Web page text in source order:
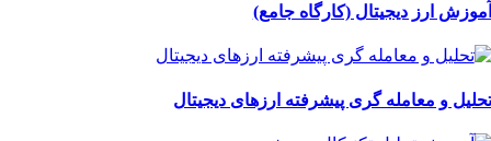
آموزش ارز دیجیتال (کارگاه جامع)
تحلیل و معامله گری پیشرفته ارزهای دیجیتال